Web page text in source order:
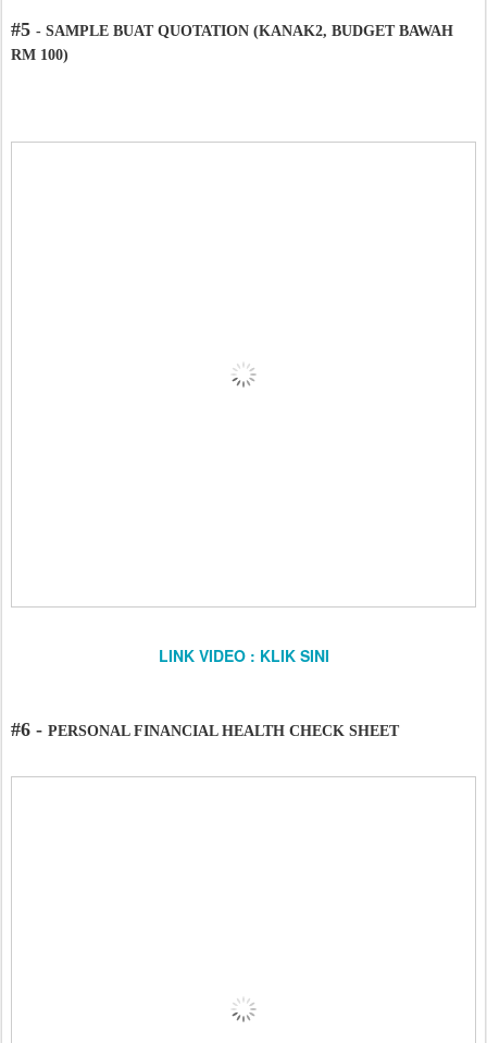
#5 - SAMPLE BUAT QUOTATION (KANAK2, BUDGET BAWAH
RM 100)
LINK VIDEO : KLIK SINI
#6 - PERSONAL FINANCIAL HEALTH CHECK SHEET